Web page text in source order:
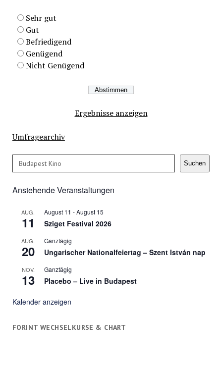
Sehr gut
Gut
Befriedigend
Genügend
Nicht Genügend
Ergebnisse anzeigen
Umfragearchiv
Suchen Suchen
Anstehende Veranstaltungen
AUG.
11
August 11 -August 15
Sziget Festival 2026
AUG.
20
Ganztägig
Ungarischer Nationalfeiertag – Szent István nap
NOV.
13
Ganztägig
Placebo – Live in Budapest
Kalender anzeigen
FORINT WECHSELKURSE & CHART